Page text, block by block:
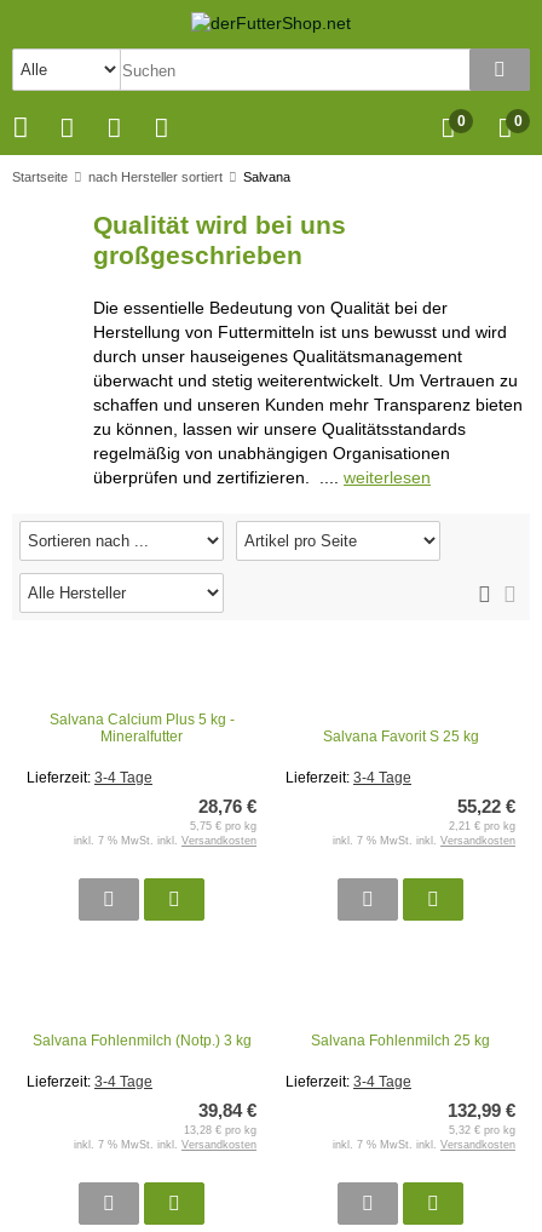
0
0
Startseite nach Hersteller sortiert Salvana
Qualität wird bei uns
großgeschrieben
Die essentielle Bedeutung von Qualität bei der
Herstellung von Futtermitteln ist uns bewusst und wird
durch unser hauseigenes Qualitätsmanagement
überwacht und stetig weiterentwickelt. Um Vertrauen zu
schaffen und unseren Kunden mehr Transparenz bieten
zu können, lassen wir unsere Qualitätsstandards
regelmäßig von unabhängigen Organisationen
überprüfen und zertifizieren. .... weiterlesen
Salvana Calcium Plus 5 kg -
Mineralfutter
Lieferzeit: 3-4 Tage
28,76 €
5,75 € pro kg
inkl. 7 % MwSt. inkl. Versandkosten
Salvana Favorit S 25 kg
Lieferzeit: 3-4 Tage
55,22 €
2,21 € pro kg
inkl. 7 % MwSt. inkl. Versandkosten
Salvana Fohlenmilch (Notp.) 3 kg
Lieferzeit: 3-4 Tage
39,84 €
13,28 € pro kg
inkl. 7 % MwSt. inkl. Versandkosten
Salvana Fohlenmilch 25 kg
Lieferzeit: 3-4 Tage
132,99 €
5,32 € pro kg
inkl. 7 % MwSt. inkl. Versandkosten